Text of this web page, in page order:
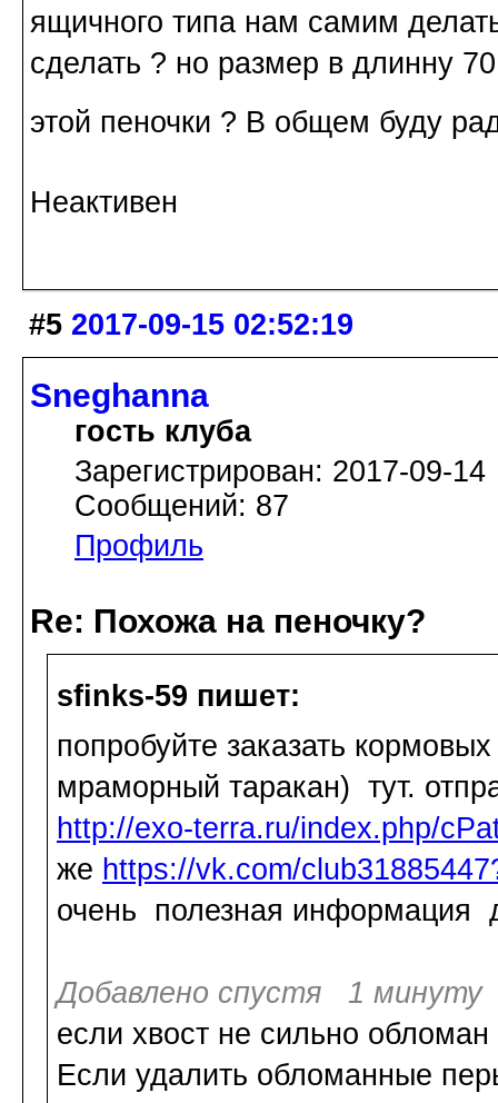
ящичного типа нам самим
сделать ? но размер в длинну
этой пеночки ? В общем буду
Неактивен
#5 2017-09-15 02:52:19
Sneghanna
гость клуба
Зарегистрирован: 2017-09-14
Сообщений: 87
Профиль
Re: Похожа на пеночку?
sfinks-59 пишет:
попробуйте заказать
мраморный таракан) тут.
http://exo-terra.ru/index.php/
же https://vk.com/
очень полезная информация
Добавлено спустя 1 минуту
если хвост не сильно
Если удалить обломанные